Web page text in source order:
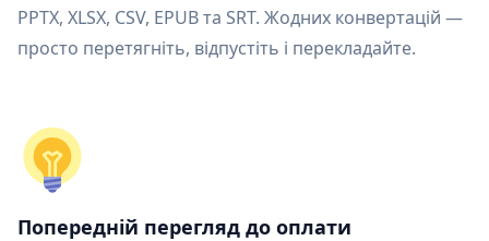
PPTX, XLSX, CSV, EPUB та SRT. Жодних конвертацій —
просто перетягніть, відпустіть і перекладайте.
Попередній перегляд до оплати